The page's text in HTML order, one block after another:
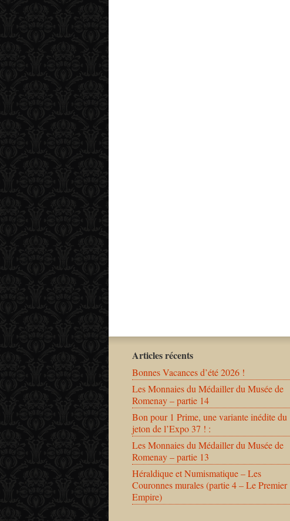
Articles récents
Bonnes Vacances d’été 2026 !
Les Monnaies du Médailler du Musée de
Romenay – partie 14
Bon pour 1 Prime, une variante inédite du
jeton de l’Expo 37 ! :
Les Monnaies du Médailler du Musée de
Romenay – partie 13
Héraldique et Numismatique – Les
Couronnes murales (partie 4 – Le Premier
Empire)